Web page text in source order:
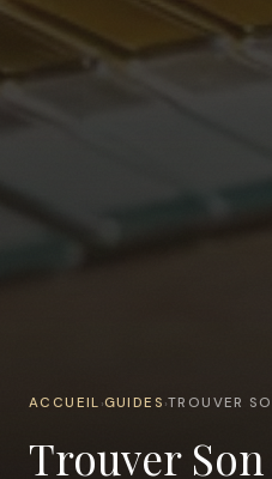
ACCUEIL ›GUIDES ›TROUVER
Trouver